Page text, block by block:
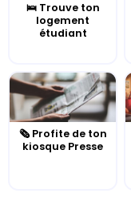
🛌 Trouve ton
logement
étudiant
🗞️ Profite de ton
kiosque Presse